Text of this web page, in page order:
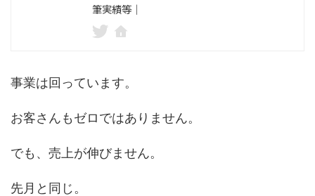
筆実績等｜
事業は回っています。
お客さんもゼロではありません。
でも、売上が伸びません。
先月と同じ。